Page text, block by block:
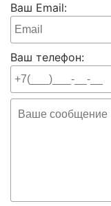
Ваш Email:
Ваш телефон: